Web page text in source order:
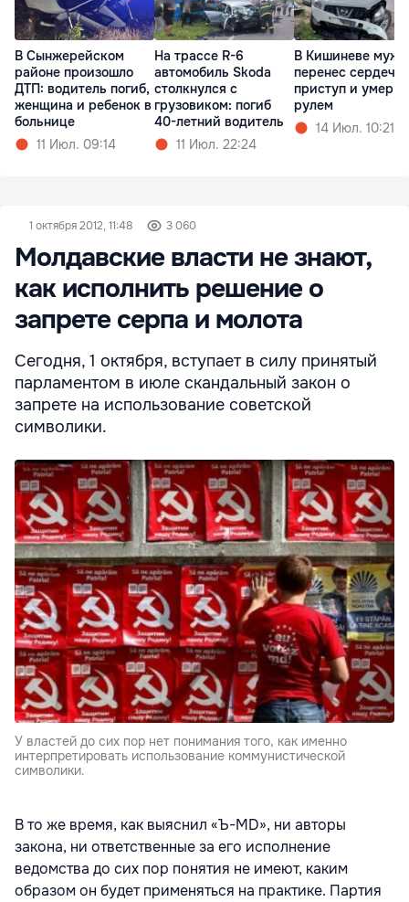
В Сынжерейском
районе произошло
ДТП: водитель погиб,
женщина и ребенок в
больнице
11 Июл. 09:14
На трассе R-6
автомобиль Skoda
столкнулся с
грузовиком: погиб
40-летний водитель
11 Июл. 22:24
В Кишиневе
перенес
приступ и умер
рулем
14 Июл. 10:21
1 октября 2012, 11:48 3 060
Молдавские власти не знают,
как исполнить решение о
запрете серпа и молота
Сегодня, 1 октября, вступает в силу принятый
парламентом в июле скандальный закон о
запрете на использование советской
символики.
У властей до сих пор нет понимания того, как именно
интерпретировать использование коммунистической
символики.
В то же время, как выяснил «Ъ-MD», ни авторы
закона, ни ответственные за его исполнение
ведомства до сих пор понятия не имеют, каким
образом он будет применяться на практике. Партия